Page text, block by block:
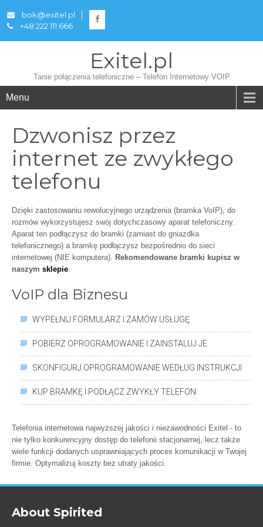
bok@exitel.pl
+48 222 111 666
Exitel.pl
Tanie połączenia telefoniczne – Telefon Internetowy VOIP
Menu
Dzwonisz przez
internet ze zwykłego
telefonu
Dzięki zastosowaniu rewolucyjnego urządzenia (bramka VoIP), do
rozmów wykorzystujesz swój dotychczasowy aparat telefoniczny.
Aparat ten podłączysz do bramki (zamiast do gniazdka
telefonicznego) a bramkę podłączysz bezpośrednio do sieci
internetowej (NIE komputera). Rekomendowane bramki kupisz w
naszym sklepie.
VoIP dla Biznesu
WYPEŁNIJ FORMULARZ I ZAMÓW USŁUGĘ
POBIERZ OPROGRAMOWANIE I ZAINSTALUJ JE
SKONFIGURJ OPROGRAMOWANIE WEDŁUG INSTRUKCJI
KUP BRAMKĘ I PODŁĄCZ ZWYKŁY TELEFON
Telefonia internetowa najwyższej jakości i niezawodności Exitel - to
nie tylko konkurencyjny dostęp do telefonii stacjonarnej, lecz także
wiele funkcji dodanych usprawniających proces komunikacji w Twojej
firmie. Optymalizuj koszty bez utraty jakości.
About Spirited